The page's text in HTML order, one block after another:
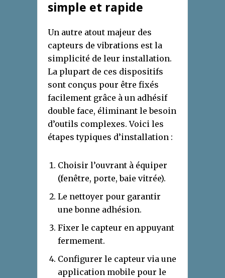
simple et rapide
Un autre atout majeur des
capteurs de vibrations est la
simplicité de leur installation.
La plupart de ces dispositifs
sont conçus pour être fixés
facilement grâce à un adhésif
double face, éliminant le besoin
d’outils complexes. Voici les
étapes typiques d’installation :
Choisir l’ouvrant à équiper
(fenêtre, porte, baie vitrée).
Le nettoyer pour garantir
une bonne adhésion.
Fixer le capteur en appuyant
fermement.
Configurer le capteur via une
application mobile pour le